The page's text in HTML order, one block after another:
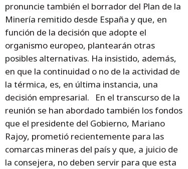
pronuncie también el borrador del Plan de la
Minería remitido desde España y que, en
función de la decisión que adopte el
organismo europeo, plantearán otras
posibles alternativas. Ha insistido, además,
en que la continuidad o no de la actividad de
la térmica, es, en última instancia, una
decisión empresarial. En el transcurso de la
reunión se han abordado también los fondos
que el presidente del Gobierno, Mariano
Rajoy, prometió recientemente para las
comarcas mineras del país y que, a juicio de
la consejera, no deben servir para que esta